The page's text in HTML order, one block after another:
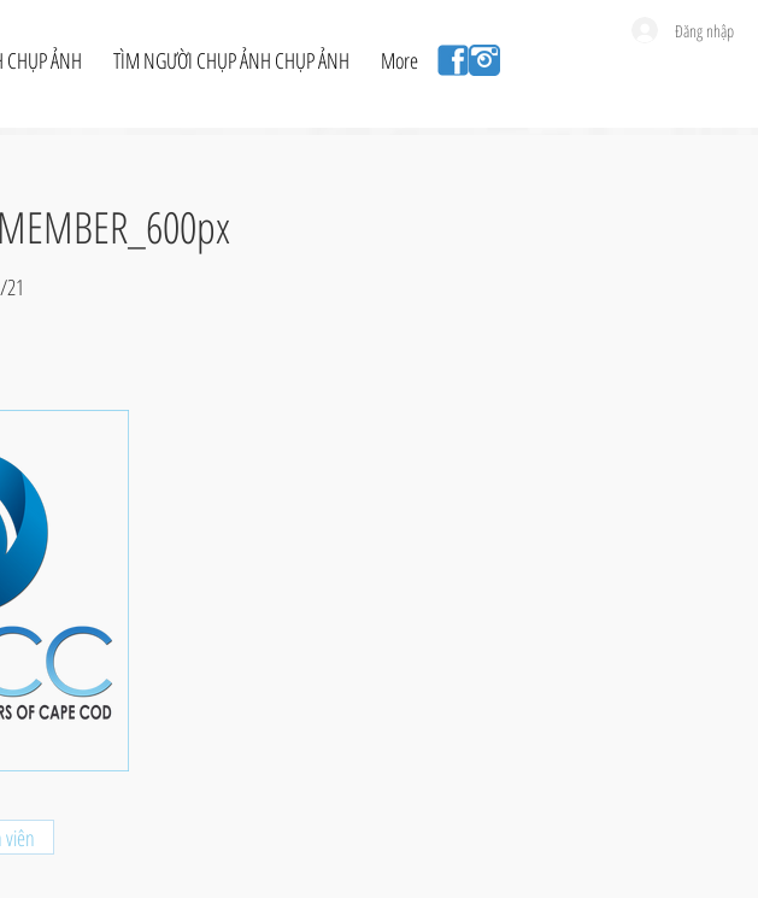
Đăng nhập
ẢNH TÌM NGƯỜI CHỤP ẢNH CHỤP ẢNH More
viên